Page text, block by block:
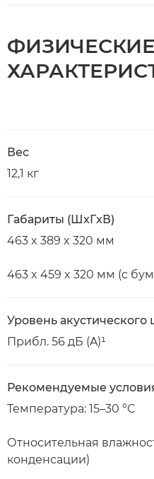
ФИЗИЧЕСКИЕ
Вес
12,1 кг
Габариты (ШxГxВ)
463 x 389 x 320 мм
463 x 459 x 320 мм (с
Уровень акустического
Прибл. 56 дБ (A)¹
Рекомендуемые
Температура: 15–30 °C
Относительная
конденсации)